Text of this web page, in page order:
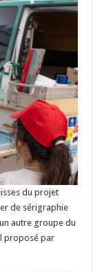
du projet
de sérigraphie
autre groupe du
proposé par